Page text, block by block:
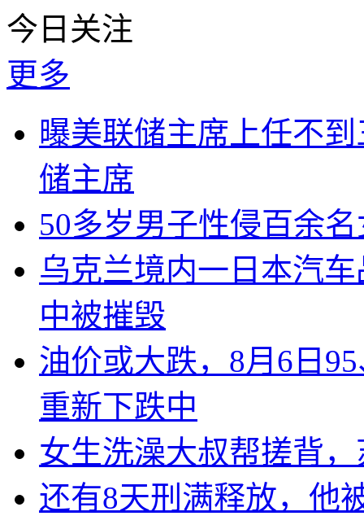
今日关注
更多
曝美联储主席上任不
储主席
50多岁男子性侵百余
乌克兰境内一日本汽
中被摧毁
油价或大跌，8月6日
重新下跌中
女生洗澡大叔帮搓背
还有8天刑满释放，他